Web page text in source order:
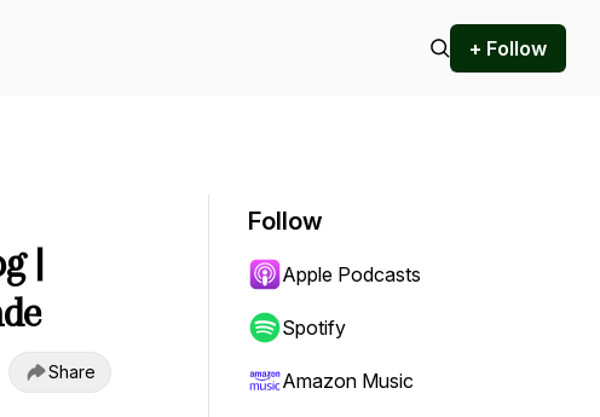
+ Follow
|
Share
Follow
Apple Podcasts
Spotify
Amazon Music